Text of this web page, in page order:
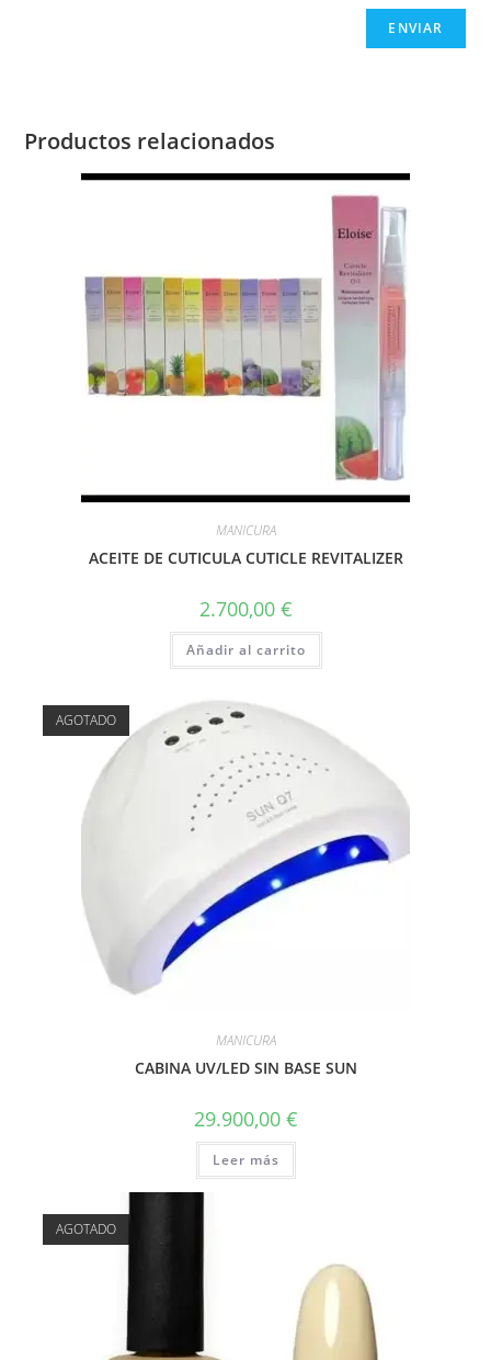
Productos relacionados
MANICURA
ACEITE DE CUTICULA CUTICLE REVITALIZER
2.700,00 €
Añadir al carrito
AGOTADO
MANICURA
CABINA UV/LED SIN BASE SUN
29.900,00 €
Leer más
AGOTADO